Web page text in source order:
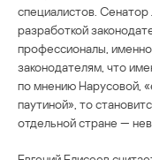
специалистов.
разработкой
профессионалы,
законодателям, что
по мнению Нарусовой,
паутиной», то
отдельной стране —